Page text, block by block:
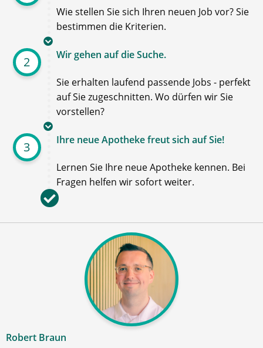
Wie stellen Sie sich Ihren neuen Job vor? Sie
bestimmen die Kriterien.
2 Wir gehen auf die Suche.
Sie erhalten laufend passende Jobs - perfekt
auf Sie zugeschnitten. Wo dürfen wir Sie
vorstellen?
3 Ihre neue Apotheke freut sich auf Sie!
Lernen Sie Ihre neue Apotheke kennen. Bei
Fragen helfen wir sofort weiter.
Robert Braun